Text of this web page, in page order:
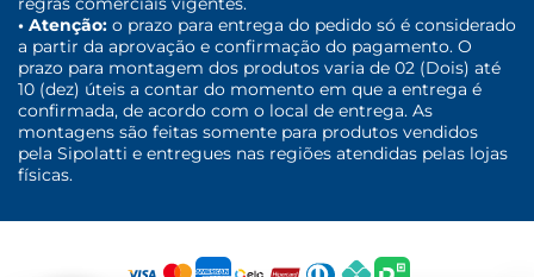
• Atenção: o prazo para entrega do pedido só é considerado
a partir da aprovação e confirmação do pagamento. O
prazo para montagem dos produtos varia de 02 (Dois) até
10 (dez) úteis a contar do momento em que a entrega é
confirmada, de acordo com o local de entrega. As
montagens são feitas somente para produtos vendidos
pela Sipolatti e entregues nas regiões atendidas pelas lojas
físicas.